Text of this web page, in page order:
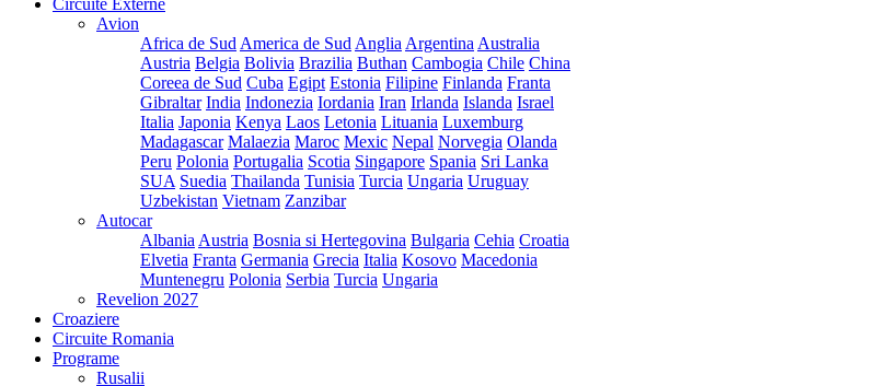
Circuite Externe
Avion
Africa de Sud America de Sud Anglia Argentina Australia
Austria Belgia Bolivia Brazilia Buthan Cambogia Chile China
Coreea de Sud Cuba Egipt Estonia Filipine Finlanda Franta
Gibraltar India Indonezia Iordania Iran Irlanda Islanda Israel
Italia Japonia Kenya Laos Letonia Lituania Luxemburg
Madagascar Malaezia Maroc Mexic Nepal Norvegia Olanda
Peru Polonia Portugalia Scotia Singapore Spania Sri Lanka
SUA Suedia Thailanda Tunisia Turcia Ungaria Uruguay
Uzbekistan Vietnam Zanzibar
Autocar
Albania Austria Bosnia si Hertegovina Bulgaria Cehia Croatia
Elvetia Franta Germania Grecia Italia Kosovo Macedonia
Muntenegru Polonia Serbia Turcia Ungaria
Revelion 2027
Croaziere
Circuite Romania
Programe
Rusalii